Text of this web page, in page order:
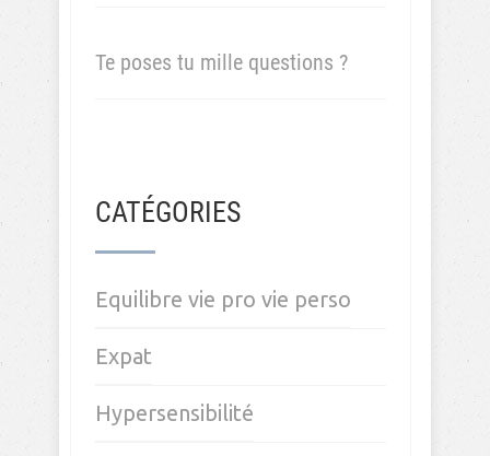
Te poses tu mille questions ?
CATÉGORIES
Equilibre vie pro vie perso
Expat
Hypersensibilité